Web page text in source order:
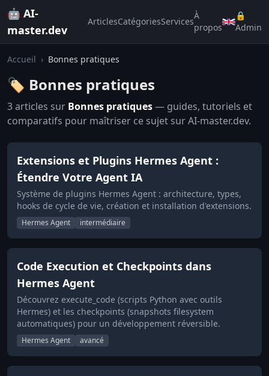
🤖 AI-
master.dev
ArticlesCatégoriesServices
À
propos
🔒
Admin
Accueil › Bonnes pratiques
🏷️ Bonnes pratiques
3 articles sur Bonnes pratiques— guides, tutoriels et
comparatifs pour maîtriser ce sujet sur AI-master.dev.
Extensions et Plugins Hermes Agent :
Étendre Votre Agent IA
Système de plugins Hermes Agent : architecture, types,
hooks de cycle de vie, création et installation d'extensions.
Hermes Agent intermédiaire
Code Execution et Checkpoints dans
Hermes Agent
Découvrez execute_code (scripts Python avec outils
Hermes) et les checkpoints (snapshots filesystem
automatiques) pour un développement réversible.
Hermes Agent avancé